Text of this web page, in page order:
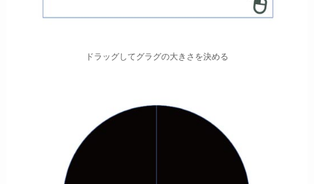
ドラッグしてグラグの大きさを決める